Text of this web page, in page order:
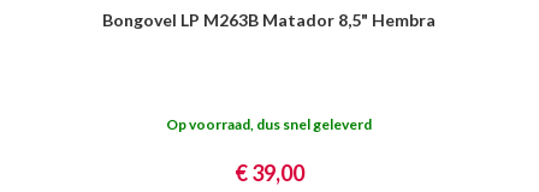
Bongovel LP M263B Matador 8,5" Hembra
Op voorraad, dus snel geleverd
€ 39,00